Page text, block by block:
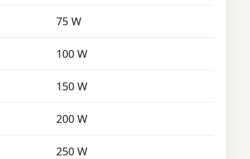
75 W
100 W
150 W
200 W
250 W